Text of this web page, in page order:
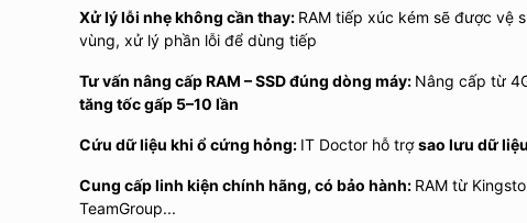
Xử lý lỗi nhẹ không cần thay: RAM tiếp xúc kém sẽ được vệ
vùng, xử lý phần lỗi để dùng tiếp
Tư vấn nâng cấp RAM – SSD đúng dòng máy: Nâng cấp từ
tăng tốc gấp 5–10 lần
Cứu dữ liệu khi ổ cứng hỏng: IT Doctor hỗ trợsao lưu dữ
Cung cấp linh kiện chính hãng, có bảo hành: RAM từ
TeamGroup...